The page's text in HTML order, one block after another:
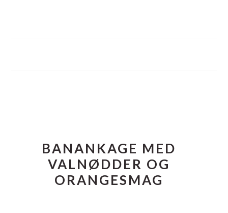
BANANKAGE MED
VALNØDDER OG
ORANGESMAG